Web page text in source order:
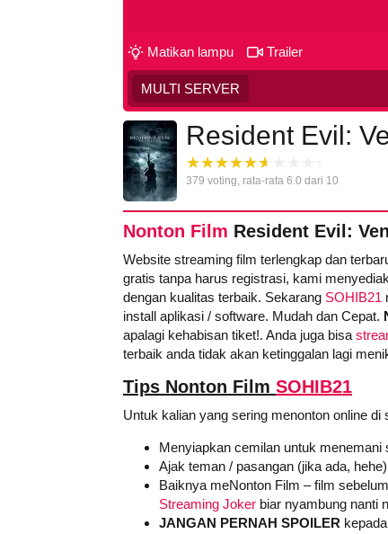
Matikan lampu Trailer
MULTI SERVER
Resident Evil:
379 voting, rata-rata 6.0 dari 10
Nonton Film Resident Evil:
Website streaming film terlengkap dan
gratis tanpa harus registrasi, kami
dengan kualitas terbaik. Sekarang SOHIB21
install aplikasi / software. Mudah dan Cepat.
apalagi kehabisan tiket!. Anda juga bisa
terbaik anda tidak akan ketinggalan lagi
Tips Nonton Film SOHIB21
Untuk kalian yang sering menonton online
Menyiapkan cemilan untuk menemani
Ajak teman / pasangan (jika ada,
Baiknya meNonton Film – film
Streaming Joker biar nyambung nanti
JANGAN PERNAH SPOILER